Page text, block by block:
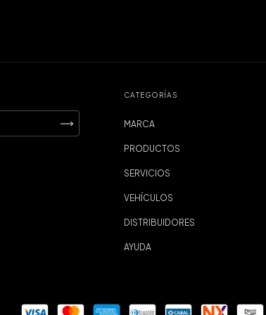
CATEGORÍAS
MARCA
PRODUCTOS
SERVICIOS
VEHÍCULOS
DISTRIBUIDORES
AYUDA